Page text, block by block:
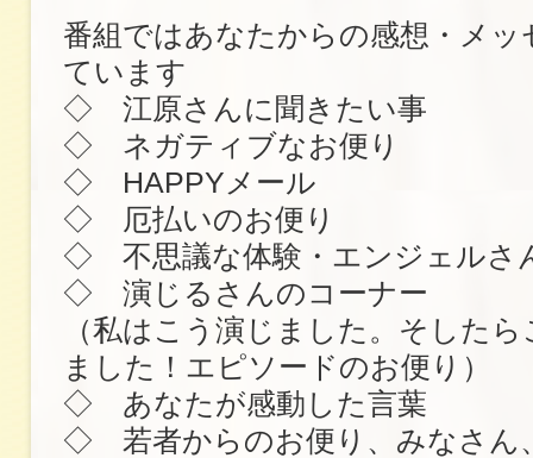
番組ではあなたからの感想・メッ
ています
◇ 江原さんに聞きたい事
◇ ネガティブなお便り
◇ HAPPYメール
◇ 厄払いのお便り
◇ 不思議な体験・エンジェルさ
◇ 演じるさんのコーナー
（私はこう演じました。そした
ました！エピソードのお便り）
◇ あなたが感動した言葉
◇ 若者からのお便り、みなさん